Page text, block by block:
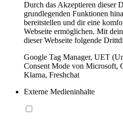
Durch das Akzeptieren dieser
grundlegenden Funktionen
bereitstellen und dir eine
Webseite ermöglichen. Mit
dieser Webseite folgende
Google Tag Manager, UET
Consent Mode von Microsoft,
Klarna, Freshchat
Externe Medieninhalte